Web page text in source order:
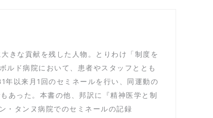
きな貢献を残した人物。とりわけ「制度を
ルド病院において、患者やスタッフととも
年以来月1回のセミネールを行い、同運動の
あった。本書の他、邦訳に『精神医学と制
・タンヌ病院でのセミネールの記録